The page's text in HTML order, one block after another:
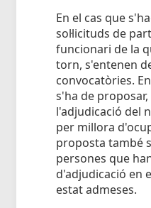
En el cas que
sol·licituds de
funcionari de la
torn, s'entenen
convocatòries.
s'ha de
l'adjudicació del
per millora
proposta també
persones que
d'adjudicació en
estat admeses.